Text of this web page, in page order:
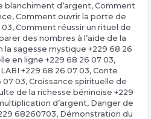
blanchiment d’argent, Comment
, Comment ouvrir la porte de
03, Comment réussir un rituel de
des nombres à l’aide de la
la sagesse mystique +229 68 26
en ligne +229 68 26 07 03,
+229 68 26 07 03, Conte
07 03, Croissance spirituelle de
de la richesse béninoise +229
d’argent, Danger de
68260703, Démonstration du